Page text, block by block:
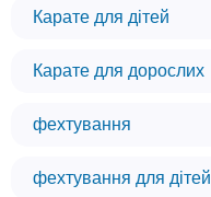
Карате для дітей
Карате для дорослих
фехтування
фехтування для дітей